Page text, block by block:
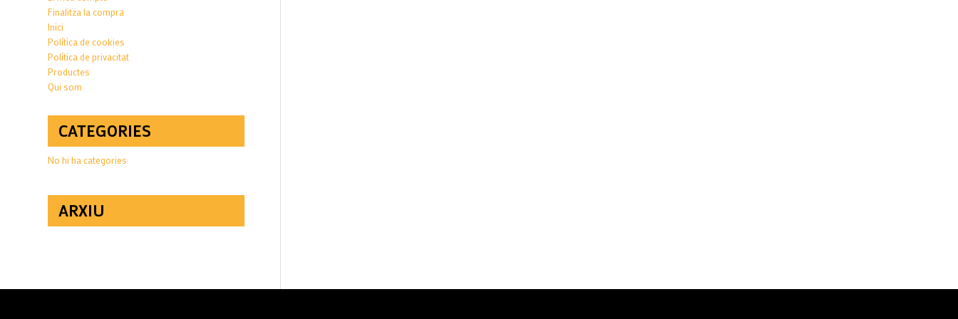
Finalitza la compra
Inici
Política de cookies
Política de privacitat
Productes
Qui som
CATEGORIES
No hi ha categories
ARXIU